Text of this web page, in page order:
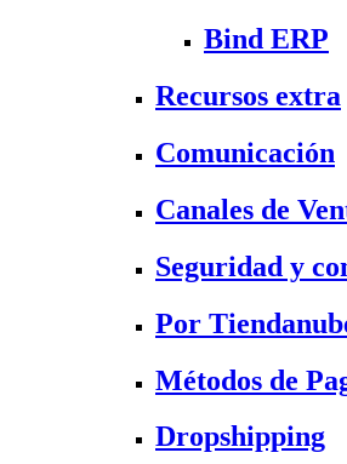
Bind ERP
Recursos extra
Comunicación
Canales de
Seguridad y
Por
Métodos de
Dropshipping